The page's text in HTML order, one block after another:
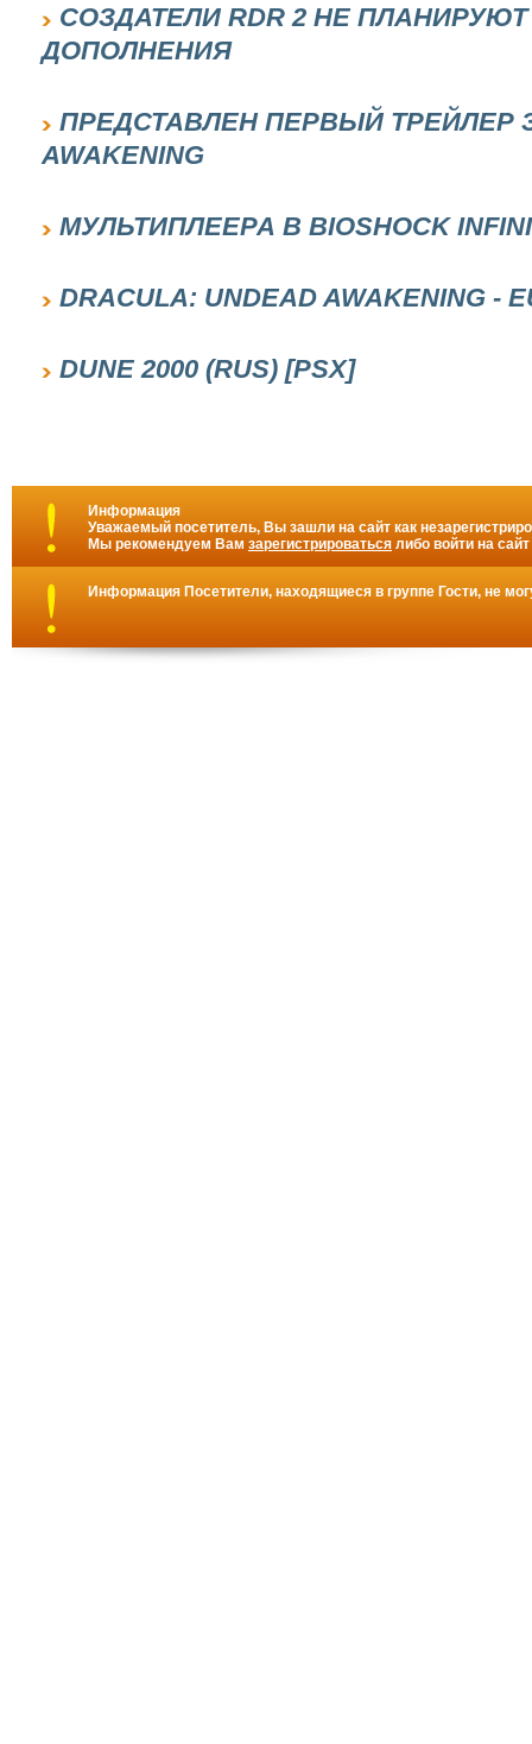
СОЗДАТЕЛИ RDR 2 НЕ
ДОПОЛНЕНИЯ
ПРЕДСТАВЛЕН ПЕРВЫЙ ТРЕЙЛЕР
AWAKENING
МУЛЬТИПЛЕЕРА В BIOSHOCK
DRACULA: UNDEAD AWAKENING -
DUNE 2000 (RUS) [PSX]
Информация
Уважаемый посетитель, Вы зашли на сайт как
Мы рекомендуем Вам зарегистрироваться либо войти на
Информация Посетители, находящиеся в группе Гости, не